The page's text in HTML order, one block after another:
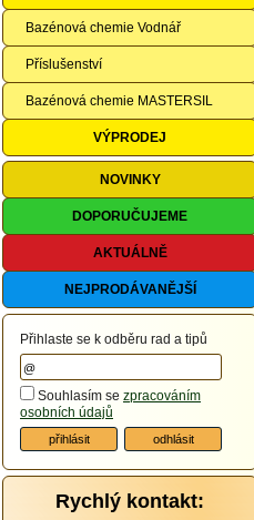
Bazénová chemie Vodnář
Příslušenství
Bazénová chemie MASTERSIL
VÝPRODEJ
NOVINKY
DOPORUČUJEME
AKTUÁLNĚ
NEJPRODÁVANĚJŠÍ
Přihlaste se k odběru rad a tipů
Souhlasím se zpracováním
osobních údajů
Rychlý kontakt: